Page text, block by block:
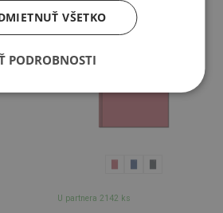
U partnera 2142 ks
VŠETKO
PODROBNOSTI